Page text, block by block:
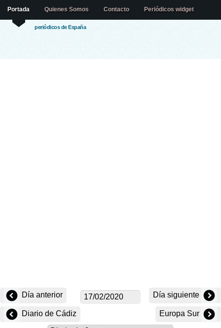
periódicos de España
Portada Quienes Somos Contacto Periódicos widget
Día anterior Día siguiente
Diario de Cádiz Europa Sur